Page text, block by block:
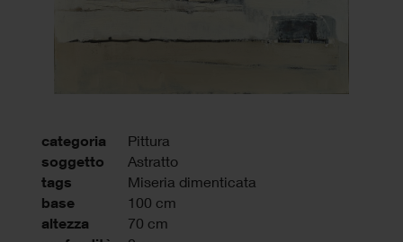
categoria Pittura
soggetto Astratto
tags Miseria dimenticata
base 100 cm
altezza 70 cm